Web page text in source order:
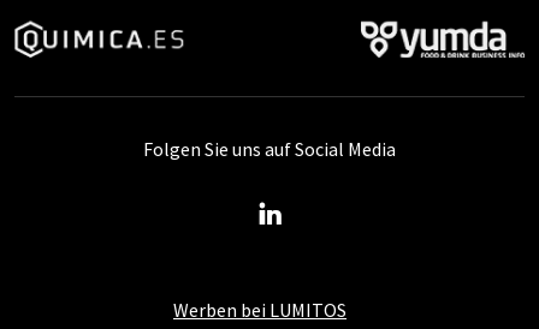
Werben bei LUMITOS
Folgen Sie uns auf Social Media